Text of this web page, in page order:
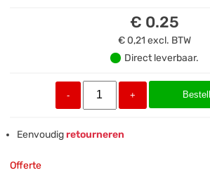
€ 0.25
€ 0,21 excl. BTW
Direct leverbaar.
- +
Eenvoudigretourneren
Offerte